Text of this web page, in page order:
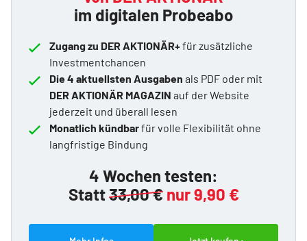
im digitalen Probeabo
Zugang zu DER AKTIONÄR+für zusätzliche
Investmentchancen
Die 4 aktuellsten Ausgaben als PDF oder mit
DER AKTIONÄR MAGAZIN auf der Website
jederzeit und überall lesen
Monatlich kündbarfür volle Flexibilität ohne
langfristige Bindung
4 Wochen testen:
Statt33,00 € nur 9,90 €